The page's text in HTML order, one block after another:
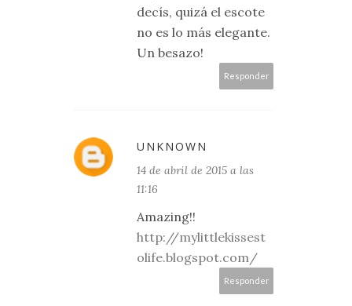
decís, quizá el escote
no es lo más elegante.
Un besazo!
Responder
UNKNOWN
14 de abril de 2015 a las
11:16
Amazing!!
http://mylittlekissest
olife.blogspot.com/
Responder